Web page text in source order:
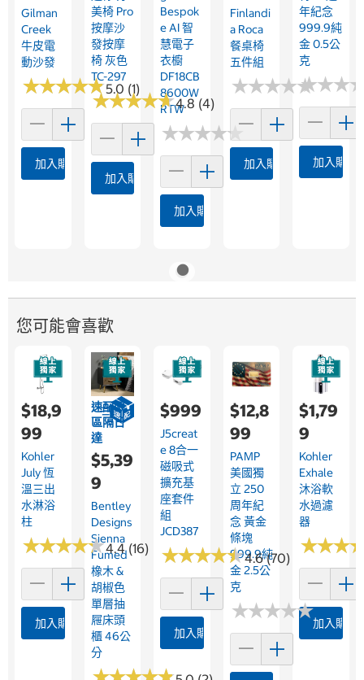
Gilman
Creek
牛皮電
動沙發
★★★★★
★★★★★5.0 (1)
加入購物車
美椅 Pro
按摩沙
發按摩
椅 灰色
TC-297
★★★★★
★★★★★4.8 (4)
加入購物車
Bespok
E AI 智
慧電子
衣櫥
DF18CB
8600W
RTW
★★★★★
★★★★★
加入購物車
Finlandi
A Roca
餐桌椅
五件組
★★★★★
★★★★★
加入購物車
年紀念
999.9純
金 0.5公
克
★★★
★★★
加入購物
您可能會喜歡
$18,9
99
Kohler
July 恆
溫三出
水淋浴
柱
★★★★★
★★★★★4.4 (16)
加入購物車
速配限
區隔日
達
$5,39
9
Bentley
Designs
Sienna
Fumed
橡木 &
胡椒色
單層抽
屜床頭
櫃 46公
分
$999
J5creat
E 8合一
磁吸式
擴充基
座套件
組
JCD387
★★★★★
★★★★★4.6 (70)
加入購物車
$12,8
99
PAMP
美國獨
立 250
周年紀
念 黃金
條塊
999.9純
金 2.5公
克
★★★★★
★★★★★
$1,79
9
Kohler
Exhale
沐浴軟
水過濾
器
★★★
★★★
加入購物